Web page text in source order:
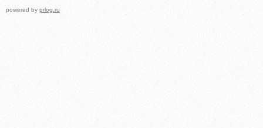
powered by prlog.ru